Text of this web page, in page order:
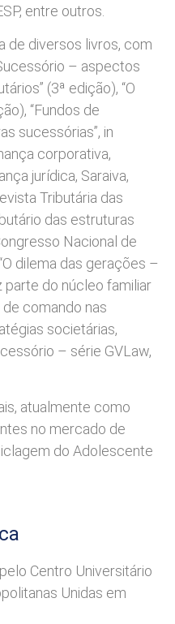
entre outros.
de diversos livros, com
– aspectos
(3ª edição), “O
“Fundos de
sucessórias”, in
corporativa,
jurídica, Saraiva,
Tributária das
das estruturas
Nacional de
dilema das gerações –
parte do núcleo familiar
comando nas
societárias,
– série GVLaw,
atualmente como
no mercado de
do Adolescente
Centro Universitário
Unidas em